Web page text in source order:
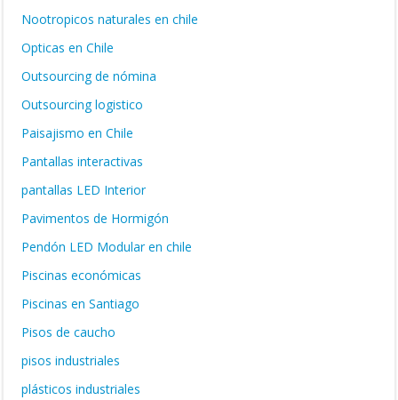
Nootropicos naturales en chile
Opticas en Chile
Outsourcing de nómina
Outsourcing logistico
Paisajismo en Chile
Pantallas interactivas
pantallas LED Interior
Pavimentos de Hormigón
Pendón LED Modular en chile
Piscinas económicas
Piscinas en Santiago
Pisos de caucho
pisos industriales
plásticos industriales